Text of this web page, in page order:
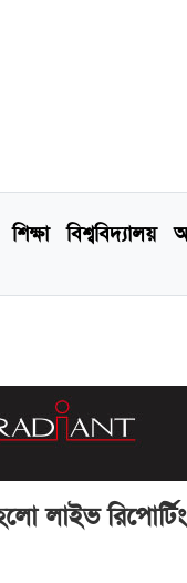
শিক্ষা বিশ্ববিদ্যালয়
লাইভ রিপোর্টিং